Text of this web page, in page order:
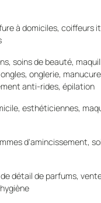
à domiciles, coiffeurs
soins de beauté,
onglerie,
anti-rides, épilation
esthéticiennes,
d'amincissement,
détail de parfums,